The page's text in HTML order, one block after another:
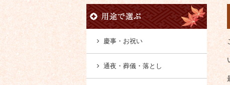
慶事・お祝い
通夜・葬儀・落とし